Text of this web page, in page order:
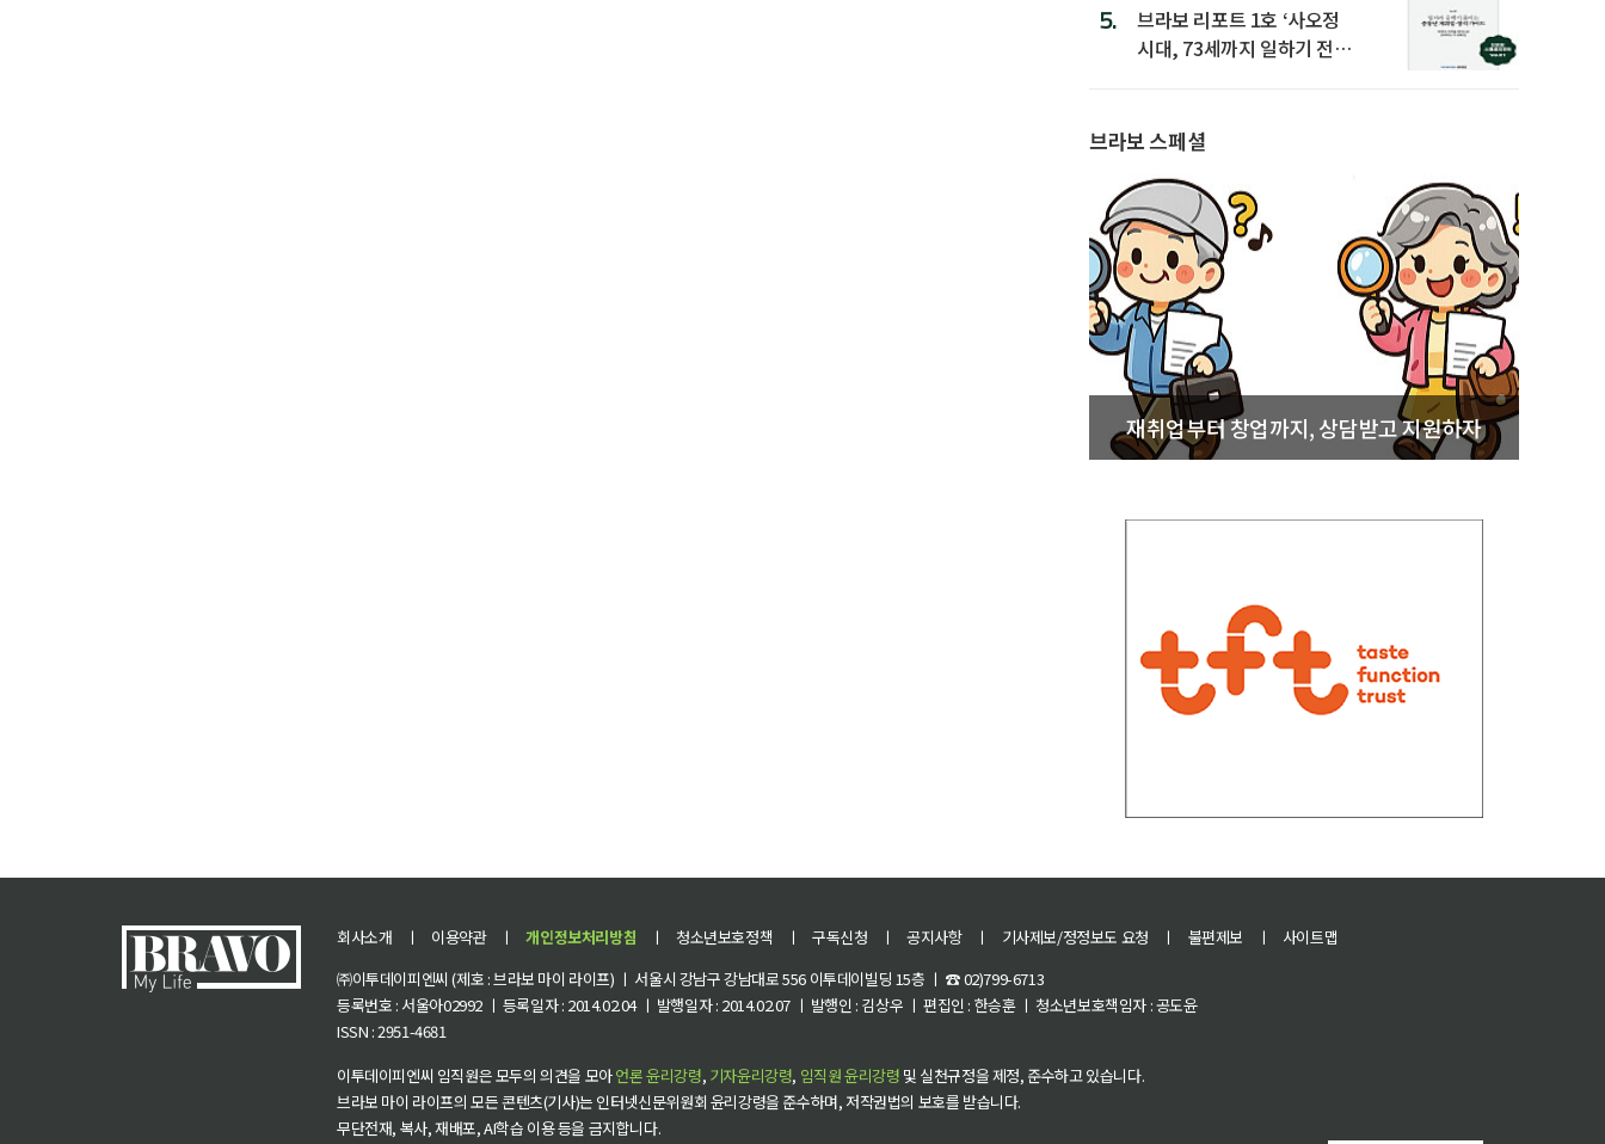
5.
브라보 리포트 1호 ‘사오정
시대, 73세까지 일하기 전략’
브라보 스페셜
재취업부터 창업까지, 상담받고 지원하자
회사소개 ㅣ 이용약관 ㅣ 개인정보처리방침 ㅣ 청소년보호정책 ㅣ 구독신청 ㅣ 공지사항 ㅣ 기사제보/정정보도 요청 ㅣ 불편제보 ㅣ
사이트맵
㈜이투데이피엔씨 (제호 : 브라보 마이 라이프) ㅣ 서울시 강남구 강남대로 556 이투데이빌딩 15층 ㅣ ☎ 02)799-6713
등록번호 : 서울아02992 ㅣ 등록일자 : 2014.02.04 ㅣ 발행일자 : 2014.02.07 ㅣ 발행인 : 김상우 ㅣ 편집인 : 한승훈 ㅣ 청소년보호책임자 : 공도윤
ISSN : 2951-4681
이투데이피엔씨 임직원은 모두의 의견을 모아언론 윤리강령, 기자윤리강령, 임직원 윤리강령 및 실천규정을 제정, 준수하고 있습니다.
브라보 마이 라이프의 모든 콘텐츠(기사)는 인터넷신문위원회 윤리강령을 준수하며, 저작권법의 보호를 받습니다.
무단전재, 복사, 재배포, AI학습 이용 등을 금지합니다.